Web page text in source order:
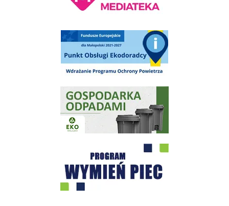
Punkt Obsługi Ekodoradcy Wieliczka
Gospodarka odpadami na terenie Miasta i Gminy Wieliczka